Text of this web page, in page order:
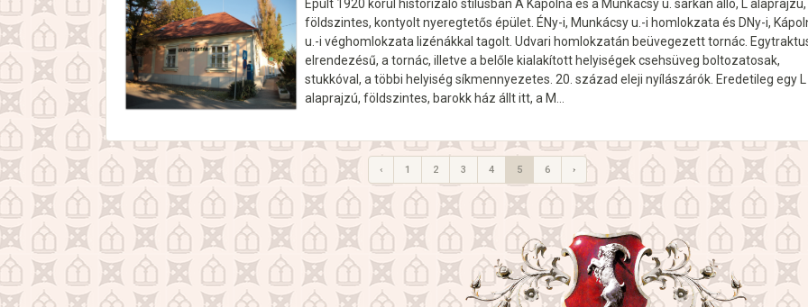
Épült 1920 körül historizáló stílusban A Kápolna és a Munkácsy u. sarkán álló, L alaprajzú,
földszintes, kontyolt nyeregtetős épület. ÉNy-i, Munkácsy u.-i homlokzata és DNy-i,
u.-i véghomlokzata lizénákkal tagolt. Udvari homlokzatán beüvegezett tornác.
elrendezésű, a tornác, illetve a belőle kialakított helyiségek csehsüveg boltozatosak,
stukkóval, a többi helyiség síkmennyezetes. 20. század eleji nyílászárók. Eredetileg egy L
alaprajzú, földszintes, barokk ház állt itt, a M…
‹ 1 2 3 4 5 6 ›